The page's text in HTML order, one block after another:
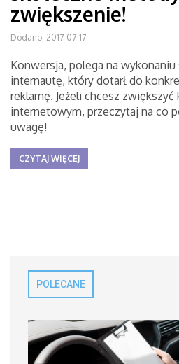
zwiększenie!
Dodano: 2017-07-17
Konwersja, polega na
internautę, który dotarł do
reklamę. Jeżeli chcesz
internetowym, przeczytaj na co
uwagę!
CZYTAJ WIĘCEJ
POLECANE